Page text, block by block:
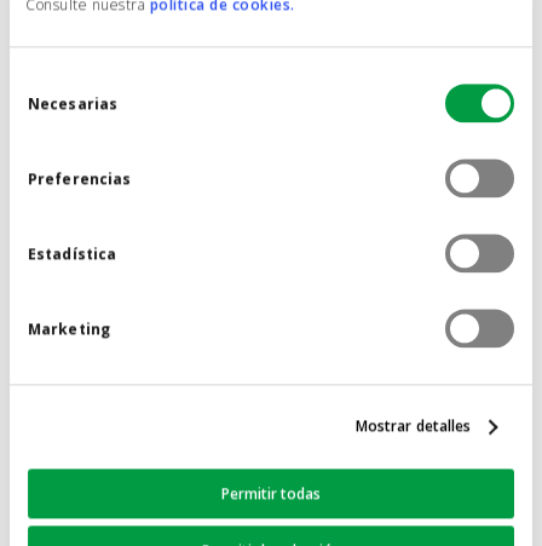
Consulte nuestra política de cookies.
deNecesarias
Preferencias
Estadística
Marketing
Mostrar detalles
Permitir todas
mayo 2024
abril 2024
septiembre 2022
junio 2022
abril 2021